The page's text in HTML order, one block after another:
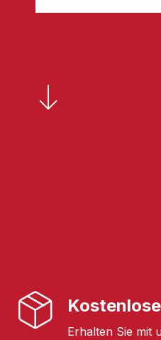
Erhalten Sie mit